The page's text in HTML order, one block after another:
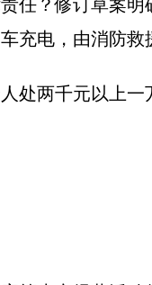
任？修订草案
充电，由消防救
处两千元以上